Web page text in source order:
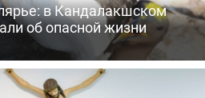
в Кандалакшском
об опасной жизни